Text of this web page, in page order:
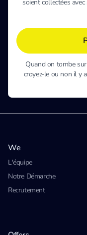
soient collectées
Quand on tombe
croyez-le ou non il y
We
L'équipe
Notre Démarche
Recrutement